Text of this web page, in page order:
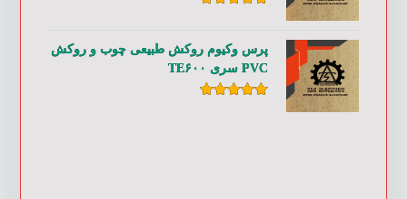
پرس وکیوم روکش طبیعی چوب و روکش
PVC سری TE۶۰۰